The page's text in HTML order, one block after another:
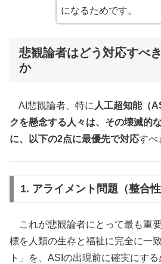
になるためです。
悲観論者はどう対応すべ
か
AI悲観論者、特に 人工超知能（
クを懸念する人々は、その壊滅的
に、以下の2点に最優先で対応すべ
1. アライメント問題（整合
これが悲観論者にとって最も重
標を人類の生存と福祉に完全に一
ト」を、ASIの出現前に確実にする